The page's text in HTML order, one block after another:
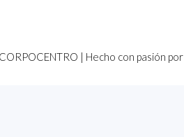
| Hecho con pasión por